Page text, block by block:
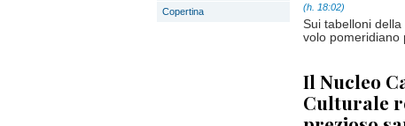
Copertina
(h. 18:02)
Sui tabelloni
volo pomeridiano
Il Nucleo
Culturale